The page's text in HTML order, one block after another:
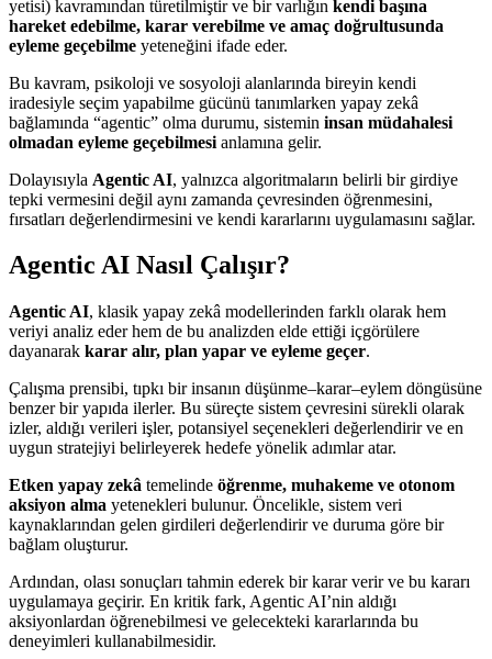
yetisi) kavramından türetilmiştir ve bir varlığın kendi başına
hareket edebilme, karar verebilme ve amaç doğrultusunda
eyleme geçebilme yeteneğini ifade eder.
Bu kavram, psikoloji ve sosyoloji alanlarında bireyin kendi
iradesiyle seçim yapabilme gücünü tanımlarken yapay zekâ
bağlamında “agentic” olma durumu, sistemin insan müdahalesi
olmadan eyleme geçebilmesi anlamına gelir.
Dolayısıyla Agentic AI, yalnızca algoritmaların belirli bir girdiye
tepki vermesini değil aynı zamanda çevresinden öğrenmesini,
fırsatları değerlendirmesini ve kendi kararlarını uygulamasını sağlar.
Agentic AI Nasıl Çalışır?
Agentic AI, klasik yapay zekâ modellerinden farklı olarak hem
veriyi analiz eder hem de bu analizden elde ettiği içgörülere
dayanarak karar alır, plan yapar ve eyleme geçer.
Çalışma prensibi, tıpkı bir insanın düşünme–karar–eylem döngüsüne
benzer bir yapıda ilerler. Bu süreçte sistem çevresini sürekli olarak
izler, aldığı verileri işler, potansiyel seçenekleri değerlendirir ve en
uygun stratejiyi belirleyerek hedefe yönelik adımlar atar.
Etken yapay zekâ temelinde öğrenme, muhakeme ve otonom
aksiyon alma yetenekleri bulunur. Öncelikle, sistem veri
kaynaklarından gelen girdileri değerlendirir ve duruma göre bir
bağlam oluşturur.
Ardından, olası sonuçları tahmin ederek bir karar verir ve bu kararı
uygulamaya geçirir. En kritik fark, Agentic AI’nin aldığı
aksiyonlardan öğrenebilmesi ve gelecekteki kararlarında bu
deneyimleri kullanabilmesidir.